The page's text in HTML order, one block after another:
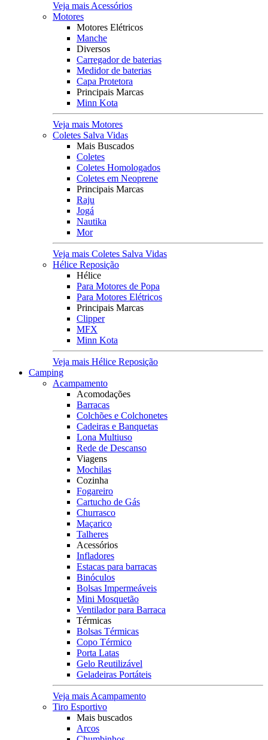
Veja mais Acessórios
Motores
Motores Elétricos
Manche
Diversos
Carregador de baterias
Medidor de baterias
Capa Protetora
Principais Marcas
Minn Kota
Veja mais Motores
Coletes Salva Vidas
Mais Buscados
Coletes
Coletes Homologados
Coletes em Neoprene
Principais Marcas
Raju
Jogá
Nautika
Mor
Veja mais Coletes Salva Vidas
Hélice Reposição
Hélice
Para Motores de Popa
Para Motores Elétricos
Principais Marcas
Clipper
MFX
Minn Kota
Veja mais Hélice Reposição
Camping
Acampamento
Acomodações
Barracas
Colchões e Colchonetes
Cadeiras e Banquetas
Lona Multiuso
Rede de Descanso
Viagens
Mochilas
Cozinha
Fogareiro
Cartucho de Gás
Churrasco
Maçarico
Talheres
Acessórios
Infladores
Estacas para barracas
Binóculos
Bolsas Impermeáveis
Mini Mosquetão
Ventilador para Barraca
Térmicas
Bolsas Térmicas
Copo Térmico
Porta Latas
Gelo Reutilizável
Geladeiras Portáteis
Veja mais Acampamento
Tiro Esportivo
Mais buscados
Arcos